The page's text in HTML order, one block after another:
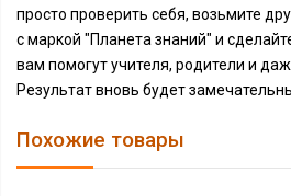
просто проверить себя, возьмите
с маркой "Планета знаний" и
вам помогут учителя, родители и
Результат вновь будет
Похожие товары